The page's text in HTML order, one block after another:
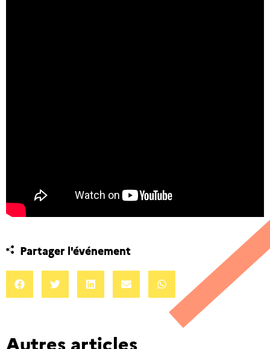
Partager l'événement
Autres articles